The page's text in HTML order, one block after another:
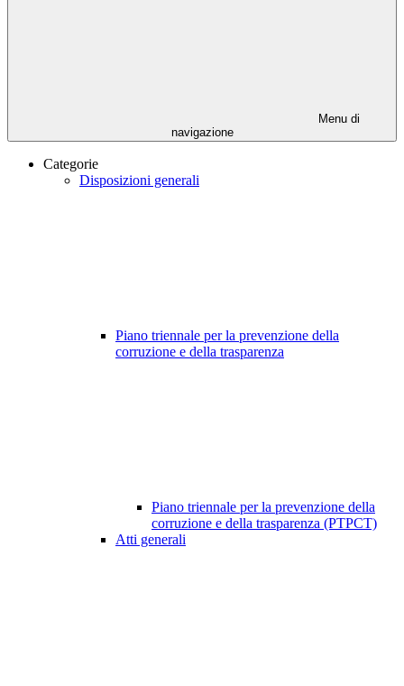
Menu di
navigazione
Categorie
Disposizioni generali
Piano triennale per la prevenzione della
corruzione e della trasparenza
Piano triennale per la prevenzione della
corruzione e della trasparenza (PTPCT)
Atti generali